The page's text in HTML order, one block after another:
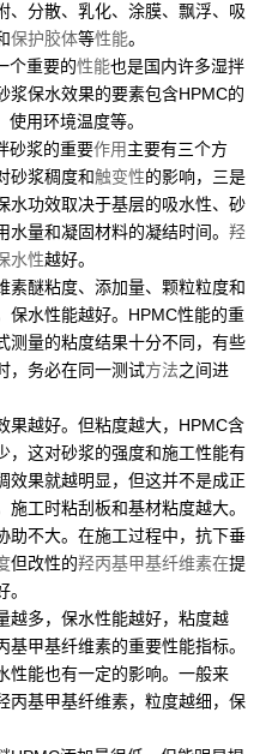
、分散、乳化、涂膜、飘浮、吸
保护胶体等性能。
个重要的性能也是国内许多湿拌
浆保水效果的要素包含HPMC的
使用环境温度等。
浆的重要作用主要有三个方
砂浆稠度和触变性的影响，三是
水功效取决于基层的吸水性、砂
量和凝固材料的凝结时间。 羟
水性越好。
素醚粘度、添加量、颗粒粒度和
保水性能越好。HPMC性能的重
测量的粘度结果十分不同，有些
，务必在同一测试方法之间进
越好。但粘度越大，HPMC含
，这对砂浆的强度和施工性能有
效果就越明显，但这并不是成正
工时粘刮板和基材粘度越大。
助不大。在施工过程中，抗下垂
但改性的羟丙基甲基纤维素在提
多，保水性能越好，粘度越
甲基纤维素的重要性能指标。
性能也有一定的影响。一般来
丙基甲基纤维素，粒度越细，保